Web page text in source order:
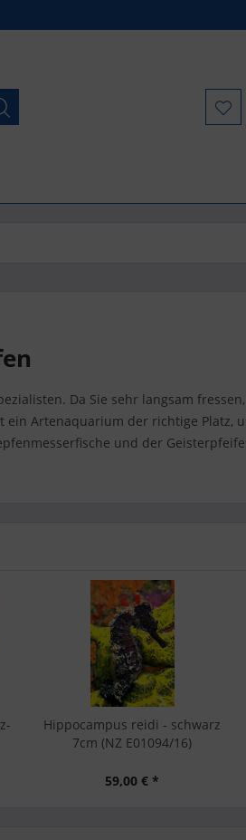
Da Sie sehr langsam
Artenaquarium der richtige Platz,
und der
Hippocampus reidi - schwarz
7cm (NZ E01094/16)
59,00 € *